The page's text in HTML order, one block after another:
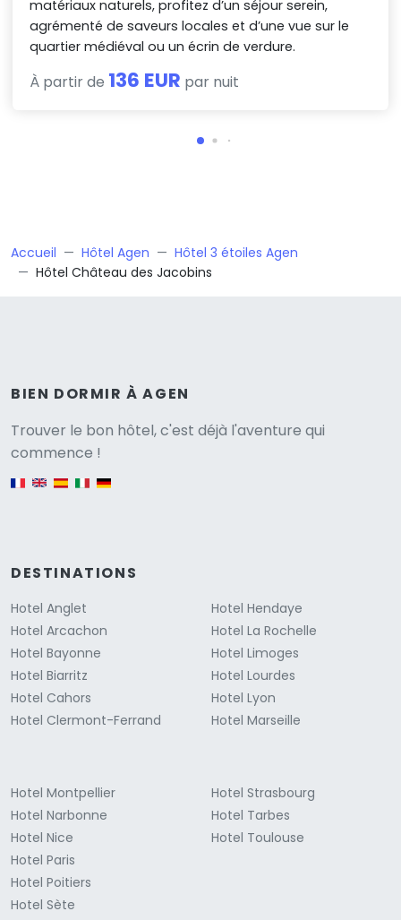
matériaux naturels, profitez d’un séjour serein,
agrémenté de saveurs locales et d’une vue sur le
quartier médiéval ou un écrin de verdure.
À partir de 136 EUR par nuit
Accueil Hôtel Agen
Hôtel 3 étoiles Agen
Hôtel Château des Jacobins
BIEN DORMIR À AGEN
Trouver le bon hôtel, c'est déjà l'aventure qui
commence !
English version
DESTINATIONS
Hotel Anglet
Hotel Arcachon
Hotel Bayonne
Hotel Biarritz
Hotel Cahors
Hotel Clermont-Ferrand
Hotel Hendaye
Hotel La Rochelle
Hotel Limoges
Hotel Lourdes
Hotel Lyon
Hotel Marseille
Hotel Montpellier
Hotel Narbonne
Hotel Nice
Hotel Paris
Hotel Poitiers
Hotel Sète
Hotel Strasbourg
Hotel Tarbes
Hotel Toulouse